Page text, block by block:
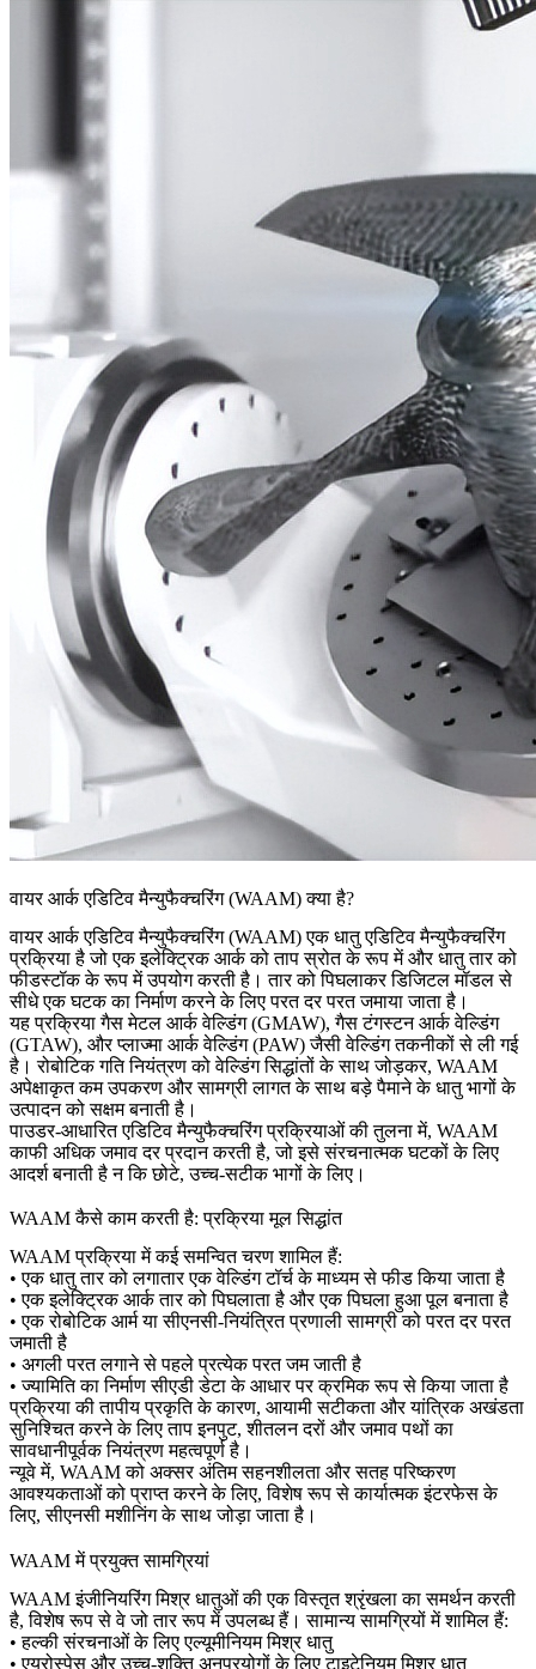
वायर आर्क एडिटिव मैन्युफैक्चरिंग (WAAM) क्या है?
वायर आर्क एडिटिव मैन्युफैक्चरिंग (WAAM) एक धातु एडिटिव मैन्युफैक्चरिंग
प्रक्रिया है जो एक इलेक्ट्रिक आर्क को ताप स्रोत के रूप में और धातु तार को
फीडस्टॉक के रूप में उपयोग करती है। तार को पिघलाकर डिजिटल मॉडल से
सीधे एक घटक का निर्माण करने के लिए परत दर परत जमाया जाता है।
यह प्रक्रिया गैस मेटल आर्क वेल्डिंग (GMAW), गैस टंगस्टन आर्क वेल्डिंग
(GTAW), और प्लाज्मा आर्क वेल्डिंग (PAW) जैसी वेल्डिंग तकनीकों से ली गई
है। रोबोटिक गति नियंत्रण को वेल्डिंग सिद्धांतों के साथ जोड़कर, WAAM
अपेक्षाकृत कम उपकरण और सामग्री लागत के साथ बड़े पैमाने के धातु भागों के
उत्पादन को सक्षम बनाती है।
पाउडर-आधारित एडिटिव मैन्युफैक्चरिंग प्रक्रियाओं की तुलना में, WAAM
काफी अधिक जमाव दर प्रदान करती है, जो इसे संरचनात्मक घटकों के लिए
आदर्श बनाती है न कि छोटे, उच्च-सटीक भागों के लिए।
WAAM कैसे काम करती है: प्रक्रिया मूल सिद्धांत
WAAM प्रक्रिया में कई समन्वित चरण शामिल हैं:
• एक धातु तार को लगातार एक वेल्डिंग टॉर्च के माध्यम से फीड किया जाता है
• एक इलेक्ट्रिक आर्क तार को पिघलाता है और एक पिघला हुआ पूल बनाता है
• एक रोबोटिक आर्म या सीएनसी-नियंत्रित प्रणाली सामग्री को परत दर परत
जमाती है
• अगली परत लगाने से पहले प्रत्येक परत जम जाती है
• ज्यामिति का निर्माण सीएडी डेटा के आधार पर क्रमिक रूप से किया जाता है
प्रक्रिया की तापीय प्रकृति के कारण, आयामी सटीकता और यांत्रिक अखंडता
सुनिश्चित करने के लिए ताप इनपुट, शीतलन दरों और जमाव पथों का
सावधानीपूर्वक नियंत्रण महत्वपूर्ण है।
न्यूवे में, WAAM को अक्सर अंतिम सहनशीलता और सतह परिष्करण
आवश्यकताओं को प्राप्त करने के लिए, विशेष रूप से कार्यात्मक इंटरफेस के
लिए,सीएनसी मशीनिंगके साथ जोड़ा जाता है।
WAAM में प्रयुक्त सामग्रियां
WAAM इंजीनियरिंग मिश्र धातुओं की एक विस्तृत श्रृंखला का समर्थन करती
है, विशेष रूप से वे जो तार रूप में उपलब्ध हैं। सामान्य सामग्रियों में शामिल हैं:
• हल्की संरचनाओं के लिए एल्यूमीनियम मिश्र धातु
• एयरोस्पेस और उच्च-शक्ति अनुप्रयोगों के लिए टाइटेनियम मिश्र धातु